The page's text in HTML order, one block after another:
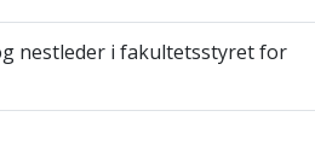
nestleder i fakultetsstyret for